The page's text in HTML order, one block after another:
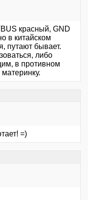
красный, GND
в китайском
путают бывает.
либо
в противном
=)